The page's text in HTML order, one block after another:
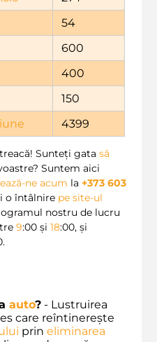
54
600
400
150
4399
treacă! Sunteți gata să
Suntem aici
ne acum la +373 603
o întâlnire pe site-ul
nostru de lucru
9:00 și 18:00, și
auto? - Lustruirea
care reîntinerește
prin eliminarea